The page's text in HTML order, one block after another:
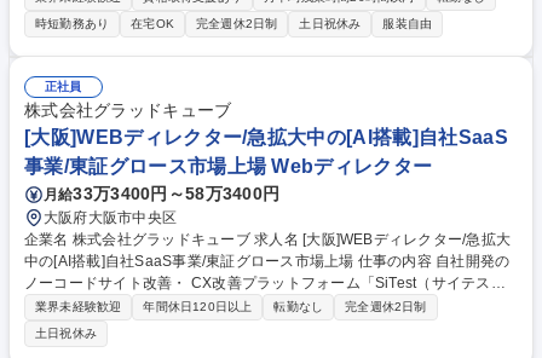
します。 【業務詳細】お問い合わせいただいた見込み顧客に対し、Adob
e・Googleクラウド等のITパッケージ製品を提案します。単純な販売だけ
でなく、お客様に応じて響きそうな部分を強調した資料作成や、要件のヒ
アリング、カスタマイズの提案など、コンサルティング要素を含めた営業
活動を行います。接点～受注までは1カ月～1年程度です。契約後は社内の
コンサルタントにバトンタッチします。※一部海外ベンダーとのやり取り
あり。 募集職種 【セールス/エンタープライズ開拓】第二新卒可/フルリモ
ートワーク可/インセン
時短勤務あり
在宅OK 完全週休2日制 土日祝休み 服装自由
正社員
株式会社グラッドキューブ
[大阪]WEBディレクター/急拡大中の[AI搭載]自社SaaS
事業/東証グロース市場上場 Webディレクター
月給33万3400円～58万3400円
大阪府大阪市中央区
企業名 株式会社グラッドキューブ 求人名 [大阪]WEBディレクター/急拡大
中の[AI搭載]自社SaaS事業/東証グロース市場上場 仕事の内容 自社開発の
ノーコードサイト改善・ CX改善プラットフォーム「SiTest（サイテス
ト）」を用いたサイト解析や改善ディレクション。顧客の継続的コンサル
や自社SaaSのマーケティング等にも携わって頂きます。 「SiTest（サイ
テスト）」を用いたサイト解析と改善ディレクションを担当。単なる進行
業界未経験歓迎 年間休日120日以上 転勤なし
完全週休2日制
土日祝休み